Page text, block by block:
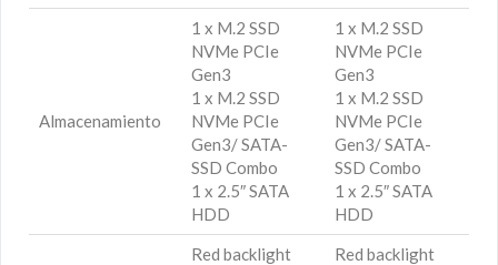
Almacenamiento
1 x M.2 SSD
NVMe PCIe
Gen3
1 x M.2 SSD
NVMe PCIe
Gen3/ SATA-
SSD Combo
1 x 2.5″ SATA
HDD
1 x M.2 SSD
NVMe PCIe
Gen3
1 x M.2 SSD
NVMe PCIe
Gen3/ SATA-
SSD Combo
1 x 2.5″ SATA
HDD
Red backlight
Red backlight